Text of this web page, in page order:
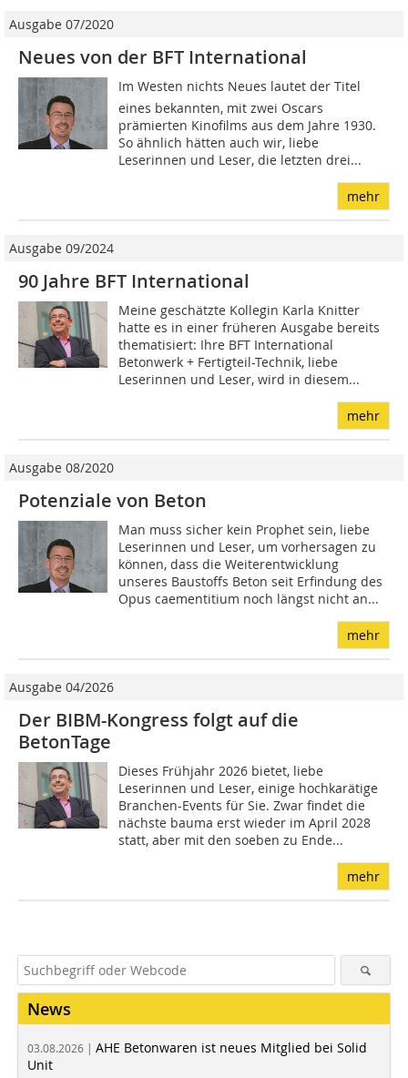
Ausgabe 07/2020
Neues von der BFT International
Im Westen nichts Neues lautet der Titel
eines bekannten, mit zwei Oscars
prämierten Kinofilms aus dem Jahre 1930.
So ähnlich hätten auch wir, liebe
Leserinnen und Leser, die letzten drei...
mehr
Ausgabe 09/2024
90 Jahre BFT International
Meine geschätzte Kollegin Karla Knitter
hatte es in einer früheren Ausgabe bereits
thematisiert: Ihre BFT International
Betonwerk + Fertigteil-Technik, liebe
Leserinnen und Leser, wird in diesem...
mehr
Ausgabe 08/2020
Potenziale von Beton
Man muss sicher kein Prophet sein, liebe
Leserinnen und Leser, um vorhersagen zu
können, dass die Weiterentwicklung
unseres Baustoffs Beton seit Erfindung des
Opus caementitium noch längst nicht an...
mehr
Ausgabe 04/2026
Der BIBM-Kongress folgt auf die
BetonTage
Dieses Frühjahr 2026 bietet, liebe
Leserinnen und Leser, einige hochkarätige
Branchen-Events für Sie. Zwar findet die
nächste bauma erst wieder im April 2028
statt, aber mit den soeben zu Ende...
mehr
News
03.08.2026 | AHE Betonwaren ist neues Mitglied bei Solid
Unit